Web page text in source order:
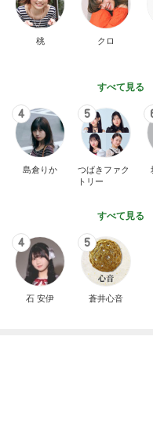
桃 クロ
すべて見る
4
島倉りか
5
つばきファク
トリー
すべて見る
4
石 安伊
5
蒼井心音